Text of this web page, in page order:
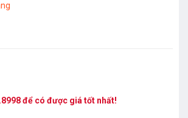
để có được giá tốt nhất!